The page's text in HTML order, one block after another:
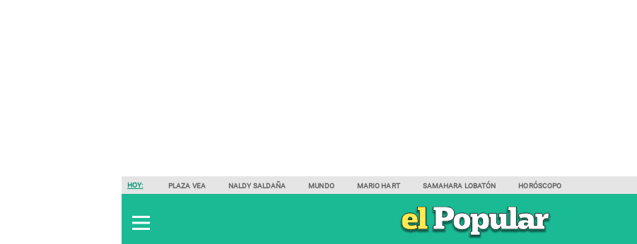
HOY: PLAZA VEA NALDY SALDAÑA MUNDO MARIO HART SAMAHARA LOBATÓN HORÓSCOPO